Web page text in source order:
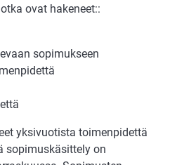
ovat hakeneet::
sopimukseen
yksivuotista toimenpidettä
sopimuskäsittely on